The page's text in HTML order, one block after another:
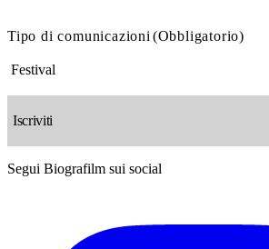
Tipo di comunicazioni (Obbligatorio)
Segui Biografilm sui social